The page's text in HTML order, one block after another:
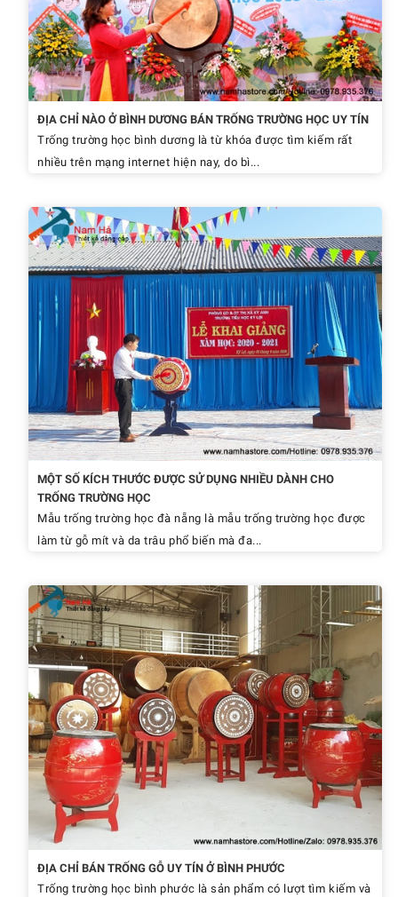
ĐỊA CHỈ NÀO Ở BÌNH DƯƠNG BÁN TRỐNG TRƯỜNG HỌC UY TÍN
Trống trường học bình dương là từ khóa được tìm kiếm rất
nhiều trên mạng internet hiện nay, do bì...
MỘT SỐ KÍCH THƯỚC ĐƯỢC SỬ DỤNG NHIỀU DÀNH CHO
TRỐNG TRƯỜNG HỌC
Mẫu trống trường học đà nẵng là mẫu trống trường học được
làm từ gỗ mít và da trâu phổ biến mà đa...
ĐỊA CHỈ BÁN TRỐNG GỖ UY TÍN Ở BÌNH PHƯỚC
Trống trường học bình phước là sản phẩm có lượt tìm kiếm và